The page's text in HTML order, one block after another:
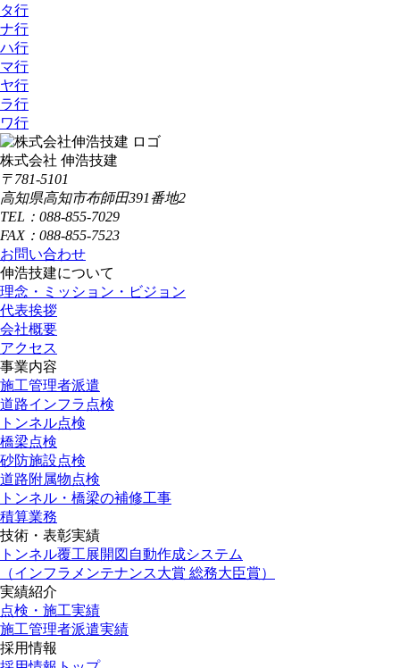
タ行
ナ行
ハ行
マ行
ヤ行
ラ行
ワ行
株式会社 伸浩技建
〒781-5101
高知県高知市布師田391番地2
TEL：088-855-7029
FAX：088-855-7523
お問い合わせ
伸浩技建について
理念・ミッション・ビジョン
代表挨拶
会社概要
アクセス
事業内容
施工管理者派遣
道路インフラ点検
トンネル点検
橋梁点検
砂防施設点検
道路附属物点検
トンネル・橋梁の補修工事
積算業務
技術・表彰実績
トンネル覆工展開図自動作成システム
（インフラメンテナンス大賞 総務大臣賞）
実績紹介
点検・施工実績
施工管理者派遣実績
採用情報